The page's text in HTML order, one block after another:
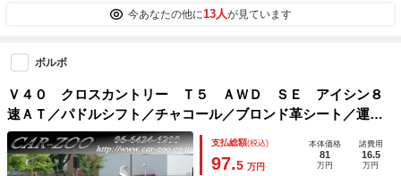
今あなたの他に13人が見ています
ボルボ
Ｖ４０ クロスカントリー Ｔ５ ＡＷＤ ＳＥ アイシン８
速ＡＴ／パドルシフト／チャコール／ブロンド革シート／運転
席・助手席パワーシート／シートヒーター／前後ドライブレコ
ーダー／ロウカッパーメタリック
支払総額(税込)
97.5 万円
本体価格
81
万円
諸費用
16.5
万円